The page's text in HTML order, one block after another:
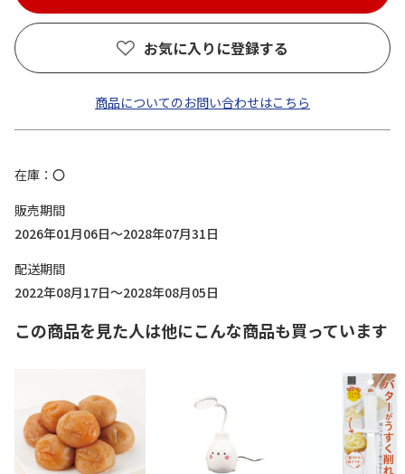
お気に入りに登録する
商品についてのお問い合わせはこちら
在庫
〇
販売期間
2026年01月06日～2028年07月31日
配送期間
2022年08月17日～2028年08月05日
この商品を見た人は他にこんな商品も買っています